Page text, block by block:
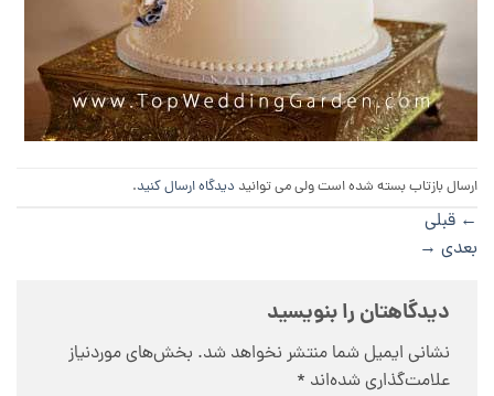
ارسال بازتاب بسته شده است ولی می توانید دیدگاه ارسال کنید.
← قبلی
بعدی →
دیدگاهتان را بنویسید
نشانی ایمیل شما منتشر نخواهد شد. بخش‌های موردنیاز
علامت‌گذاری شده‌اند *